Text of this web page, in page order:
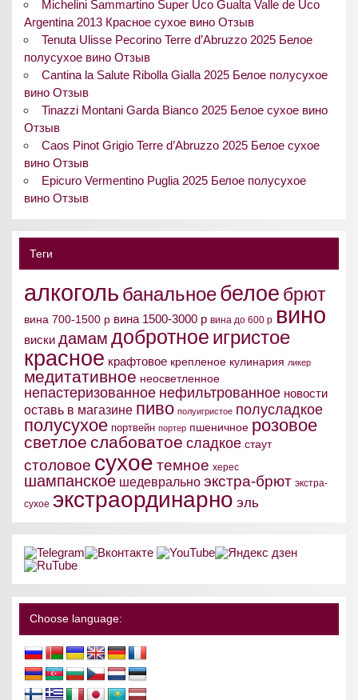
Michelini Sammartino Super Uco Gualta Valle de Uco
Argentina 2013 Красное сухое вино Отзыв
Tenuta Ulisse Pecorino Terre d’Abruzzo 2025 Белое
полусухое вино Отзыв
Cantina la Salute Ribolla Gialla 2025 Белое полусухое
вино Отзыв
Tinazzi Montani Garda Bianco 2025 Белое сухое вино
Отзыв
Caos Pinot Grigio Terre d’Abruzzo 2025 Белое сухое
вино Отзыв
Epicuro Vermentino Puglia 2025 Белое полусухое
вино Отзыв
Теги
алкоголь банальноебелое брют
вина 700-1500 р вина 1500-3000 р вина до 600 р вино
виски дамам добротное игристое
красное крафтовое крепленое кулинария ликер
медитативное неосветленное
непастеризованное нефильтрованное новости
оставь в магазине пиво полуигристое полусладкое
полусухое портвейн портер пшеничное розовое
светлое слабоватое сладкое стаут
столовое сухое темное херес
шампанское шедеврально экстра-брют экстра-
сухое экстраординарно эль
Choose language: